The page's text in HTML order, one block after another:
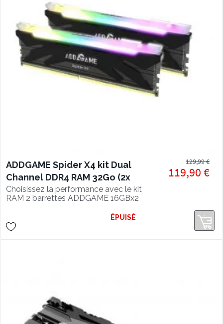
ADDGAME Spider X4 kit Dual
Channel DDR4 RAM 32Go (2x
16Go) 3200Mhz CL16 RGB
Choisissez la performance avec le kit
RAM 2 barrettes ADDGAME 16GBx2
son éclairage RGB séduisant.
119,90 €
129,99 €
ÉPUISÉ